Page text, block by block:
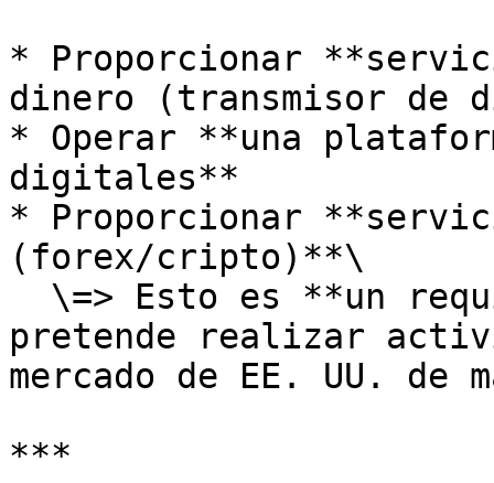
* Proporcionar
dinero (transmisor de
* Operar **una
digitales**
* Proporcionar
(forex/cripto)**\
pretende realizar
mercado de EE. UU.
***